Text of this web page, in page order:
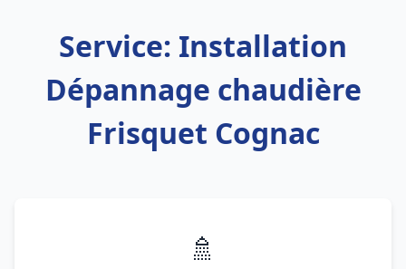
Service: Installation
Dépannage chaudière
Frisquet Cognac
🚿